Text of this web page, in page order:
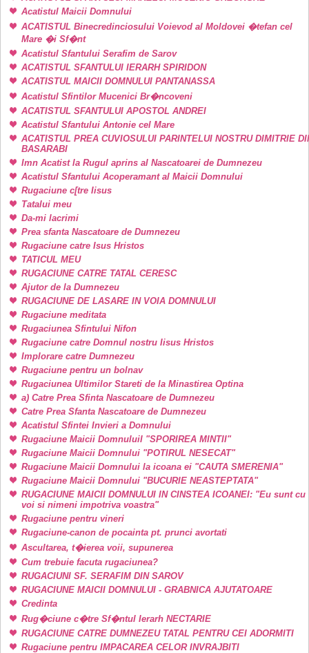
Acatistul Maicii Domnului
ACATISTUL Binecredinciosului Voievod al Moldovei �tefan cel
Mare �i Sf�nt
Acatistul Sfantului Serafim de Sarov
ACATISTUL SFANTULUI IERARH SPIRIDON
ACATISTUL MAICII DOMNULUI PANTANASSA
Acatistul Sfintilor Mucenici Br�ncoveni
ACATISTUL SFANTULUI APOSTOL ANDREI
Acatistul Sfantului Antonie cel Mare
ACATISTUL PREA CUVIOSULUI PARINTELUI NOSTRU DIMITRIE
BASARABI
Imn Acatist la Rugul aprins al Nascatoarei de Dumnezeu
Acatistul Sfantului Acoperamant al Maicii Domnului
Rugaciune c[tre Iisus
Tatalui meu
Da-mi lacrimi
Prea sfanta Nascatoare de Dumnezeu
Rugaciune catre Isus Hristos
TATICUL MEU
RUGACIUNE CATRE TATAL CERESC
Ajutor de la Dumnezeu
RUGACIUNE DE LASARE IN VOIA DOMNULUI
Rugaciune meditata
Rugaciunea Sfintului Nifon
Rugaciune catre Domnul nostru Iisus Hristos
Implorare catre Dumnezeu
Rugaciune pentru un bolnav
Rugaciunea Ultimilor Stareti de la Minastirea Optina
a) Catre Prea Sfinta Nascatoare de Dumnezeu
Catre Prea Sfanta Nascatoare de Dumnezeu
Acatistul Sfintei Invieri a Domnului
Rugaciune Maicii DomnuluiI "SPORIREA MINTII"
Rugaciune Maicii Domnului "POTIRUL NESECAT"
Rugaciune Maicii Domnului la icoana ei "CAUTA SMERENIA"
Rugaciune Maicii Domnului "BUCURIE NEASTEPTATA"
RUGACIUNE MAICII DOMNULUI IN CINSTEA ICOANEI: "Eu sunt cu
voi si nimeni impotriva voastra"
Rugaciune pentru vineri
Rugaciune-canon de pocainta pt. prunci avortati
Ascultarea, t�ierea voii, supunerea
Cum trebuie facuta rugaciunea?
RUGACIUNI SF. SERAFIM DIN SAROV
RUGACIUNE MAICII DOMNULUI - GRABNICA AJUTATOARE
Credinta
Rug�ciune c�tre Sf�ntul Ierarh NECTARIE
RUGACIUNE CATRE DUMNEZEU TATAL PENTRU CEI ADORMITI
Rugaciune pentru IMPACAREA CELOR INVRAJBITI